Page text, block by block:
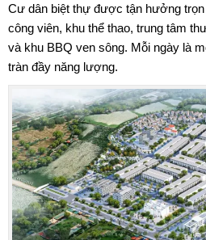
Cư dân biệt thự được tận hưởng trọn
công viên, khu thể thao, trung tâm
và khu BBQ ven sông. Mỗi ngày là
tràn đầy năng lượng.